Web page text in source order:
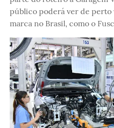
público poderá ver de perto
marca no Brasil, como o